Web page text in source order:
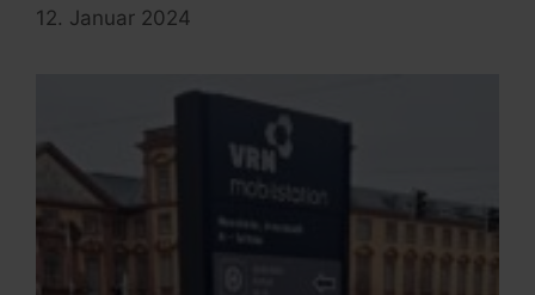
12. Januar 2024